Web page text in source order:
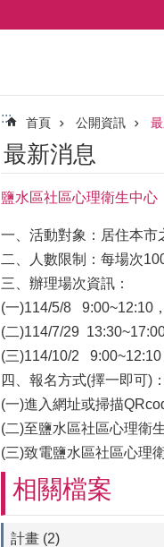
::: 首頁 公開資訊
最新消息
鹽水區社區心理衛生中心
一、活動對象：居住本市
二、人數限制：每場次
三、辦理場次資訊：
(一)114/5/8 9:00~12:10
(二)114/7/29
(三)114/10/2 9:00~12:10
四、報名方式(擇一即可)：
(一)進入網址或掃描
(二)至鹽水區社區心理衛
(三)致電鹽水區社區心理
相關檔案
計畫 (2)